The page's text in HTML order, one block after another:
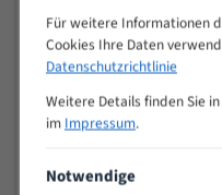
M (mm)
Zoll (ZpZ)
>
25
10/14
15 - 40
8/12
25 - 50
50 - 120
Für weitere Informationen
Cookies Ihre Daten
Datenschutzrichtlinie
Weitere Details finden Sie
im Impressum.
Notwendige